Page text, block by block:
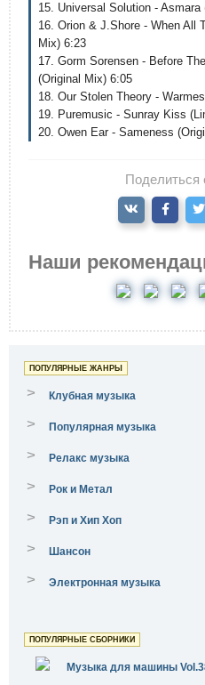
15. Universal Solution -
16. Orion & J.Shore - When All
Mix) 6:23
17. Gorm Sorensen - Before
(Original Mix) 6:05
18. Our Stolen Theory -
19. Puremusic - Sunray Kiss
20. Owen Ear - Sameness
Поделиться
Наши
ПОПУЛЯРНЫЕ ЖАНРЫ
> Клубная музыка
> Популярная музыка
> Релакс музыка
> Рок и Метал
> Рэп и Хип Хоп
> Шансон
> Электронная музыка
ПОПУЛЯРНЫЕ СБОРНИКИ
Музыка для машины